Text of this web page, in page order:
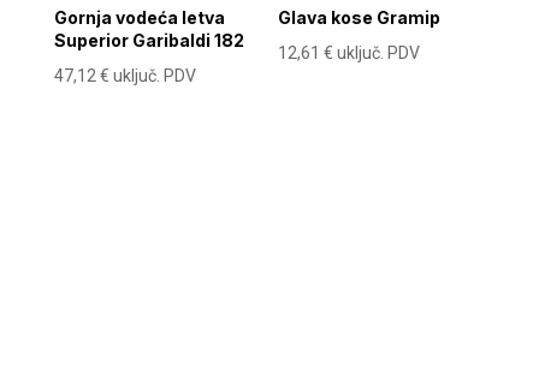
Gornja vodeća letva
Superior Garibaldi 182
47,12€ uključ. PDV
Glava kose Gramip
12,61€ uključ. PDV